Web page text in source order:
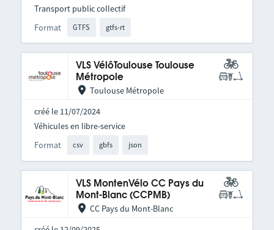
Format GTFS gtfs-rt
Transport public collectif
VLS VélôToulouse Toulouse
Métropole
Toulouse Métropole
créé le 11/07/2024
Format csv gbfs json
Véhicules en libre-service
VLS MontenVélo CC Pays du
Mont-Blanc (CCPMB)
CC Pays du Mont-Blanc